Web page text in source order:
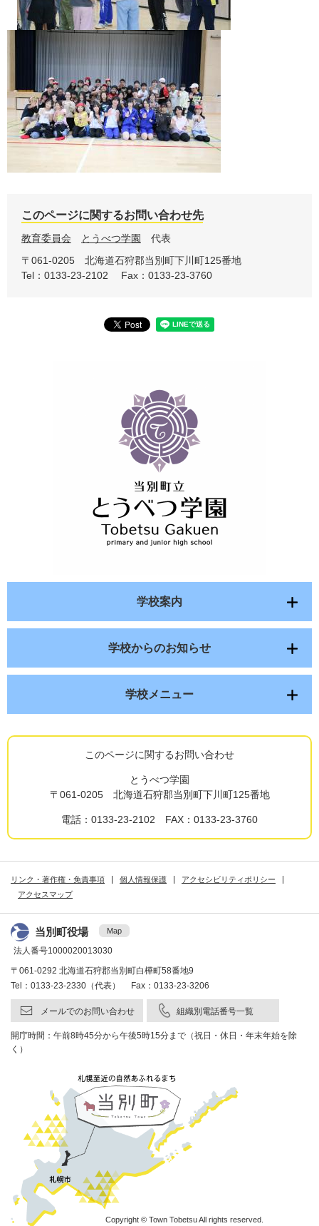
このページに関するお問い合わせ先
教育委員会 とうべつ学園
代表
〒061-0205
北海道石狩郡当別町下川町125番地
Tel：0133-23-2102
Fax：0133-23-3760
学校案内
学校からのお知らせ
学校メニュー
このページに関するお問い合わせ
とうべつ学園
〒061-0205 北海道石狩郡当別町下川町125番地
電話：0133-23-2102 FAX：0133-23-3760
リンク・著作権・免責事項 個人情報保護
アクセシビリティポリシー
アクセスマップ
当別町役場 Map
法人番号1000020013030
〒061-0292 北海道石狩郡当別町白樺町58番地9
Tel：0133-23-2330（代表） Fax：0133-23-3206
メールでのお問い合わせ 組織別電話番号一覧
開庁時間：午前8時45分から午後5時15分まで（祝日・休日・年末年始を除
く）
Copyright © Town Tobetsu All rights reserved.